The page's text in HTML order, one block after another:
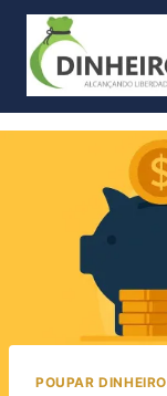
POUPAR DINHEIRO